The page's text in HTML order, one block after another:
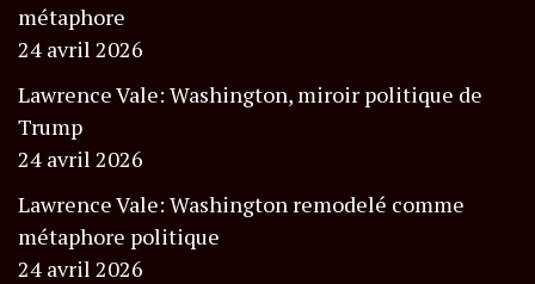
métaphore
24 avril 2026
Lawrence Vale: Washington, miroir politique de
Trump
24 avril 2026
Lawrence Vale: Washington remodelé comme
métaphore politique
24 avril 2026